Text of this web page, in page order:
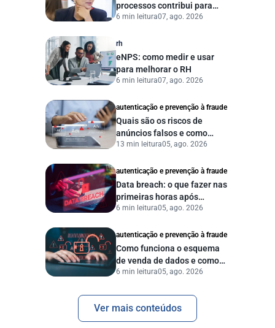
processos contribui para
uma gestão pública mais
6 min leitura07, ago. 2026
rh
eNPS: como medir e usar
para melhorar o RH
6 min leitura07, ago. 2026
autenticação e prevenção à fraude
Quais são os riscos de
anúncios falsos e como
proteger seu negócio?
13 min leitura05, ago. 2026
autenticação e prevenção à fraude
Data breach: o que fazer nas
primeiras horas após
vazamento de dados?
6 min leitura05, ago. 2026
autenticação e prevenção à fraude
Como funciona o esquema
de venda de dados e como
proteger sua empresa?
6 min leitura05, ago. 2026
Ver mais conteúdos